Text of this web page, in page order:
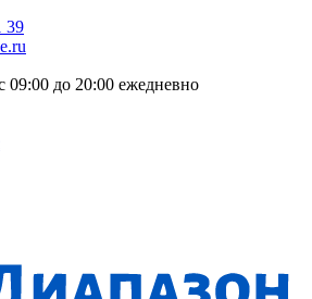
39
09:00 до 20:00 ежедневно